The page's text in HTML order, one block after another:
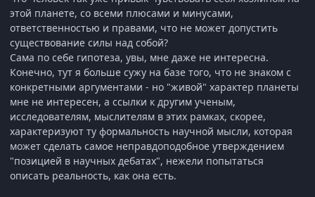
этой планете, со всеми плюсами и минусами,
ответственностью и правами, что не может допустить
существование силы над собой?
Сама по себе гипотеза, увы, мне даже не интересна.
Конечно, тут я больше сужу на базе того, что не знаком с
конкретными аргументами - но "живой" характер планеты
мне не интересен, а ссылки к другим ученым,
исследователям, мыслителям в этих рамках, скорее,
характеризуют ту формальность научной мысли, которая
может сделать самое неправдоподобное утверждением
"позицией в научных дебатах", нежели попытаться
описать реальность, как она есть.